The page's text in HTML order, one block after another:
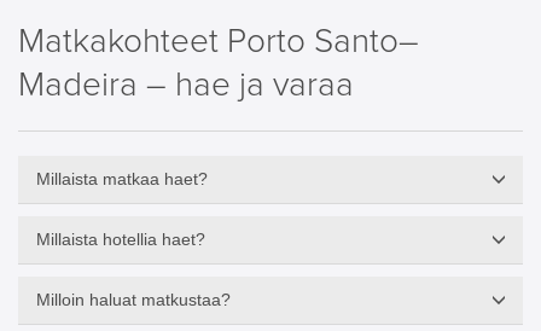
Matkakohteet Porto Santo–
Madeira – hae ja varaa
Millaista matkaa haet?
Millaista hotellia haet?
Milloin haluat matkustaa?